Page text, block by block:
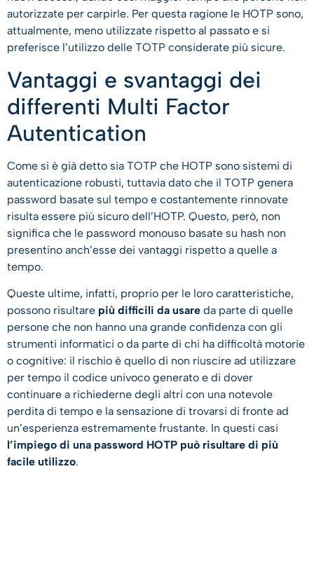
autorizzate per carpirle. Per questa ragione le HOTP sono,
attualmente, meno utilizzate rispetto al passato e si
preferisce l’utilizzo delle TOTP considerate più sicure.
Vantaggi e svantaggi dei
differenti Multi Factor
Autentication
Come si è già detto sia TOTP che HOTP sono sistemi di
autenticazione robusti, tuttavia dato che il TOTP genera
password basate sul tempo e costantemente rinnovate
risulta essere più sicuro dell’HOTP. Questo, però, non
significa che le password monouso basate su hash non
presentino anch’esse dei vantaggi rispetto a quelle a
tempo.
Queste ultime, infatti, proprio per le loro caratteristiche,
possono risultare più difficili da usare da parte di quelle
persone che non hanno una grande confidenza con gli
strumenti informatici o da parte di chi ha difficoltà motorie
o cognitive: il rischio è quello di non riuscire ad utilizzare
per tempo il codice univoco generato e di dover
continuare a richiederne degli altri con una notevole
perdita di tempo e la sensazione di trovarsi di fronte ad
un’esperienza estremamente frustante. In questi casi
l’impiego di una password HOTP può risultare di più
facile utilizzo.